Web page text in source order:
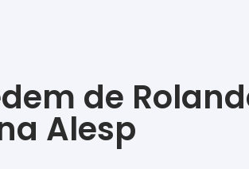
de
Alesp